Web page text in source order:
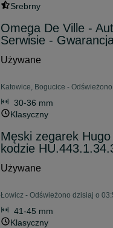
Srebrny
Omega De Ville -
Serwisie -
Używane
Katowice, Bogucice -
30-36 mm
Klasyczny
Męski zegarek
kodzie
Używane
Łowicz - Odświeżono dzisiaj o
41-45 mm
Klasyczny